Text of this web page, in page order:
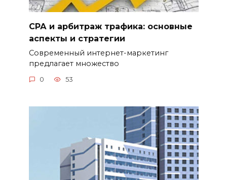
СРА и арбитраж трафика: основные
аспекты и стратегии
Современный интернет-маркетинг
предлагает множество
0 53